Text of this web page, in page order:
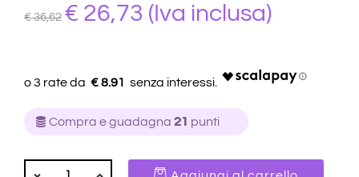
€ 36,62 € 26,73 (Iva inclusa)
€ 8.91
Compra e guadagna 21 punti
QUANTITÀ